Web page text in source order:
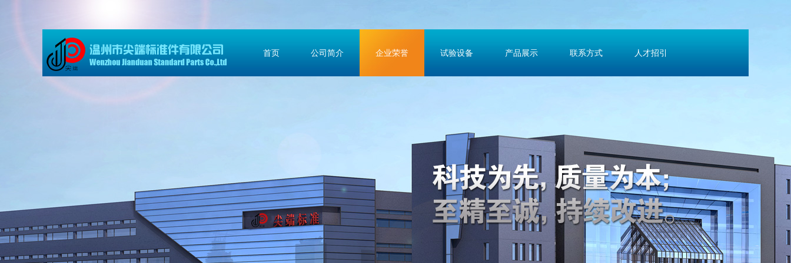
首页 公司简介 企业荣誉 试验设备 产品展示 联系方式 人才招引